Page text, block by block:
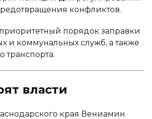
конфликтов.
порядок заправки
и коммунальных служб, а также
транспорта.
власти
края Вениамин